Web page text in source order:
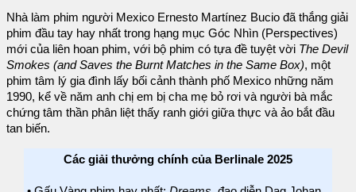
Nhà làm phim người Mexico Ernesto Martínez Bucio đã thắng giải
phim đầu tay hay nhất trong hạng mục Góc Nhìn (Perspectives)
mới của liên hoan phim, với bộ phim có tựa đề tuyệt vời The Devil
Smokes (and Saves the Burnt Matches in the Same Box), một
phim tâm lý gia đình lấy bối cảnh thành phố Mexico những năm
1990, kể về năm anh chị em bị cha mẹ bỏ rơi và người bà mắc
chứng tâm thần phân liệt thấy ranh giới giữa thực và ảo bắt đầu
tan biến.
Các giải thưởng chính của Berlinale 2025